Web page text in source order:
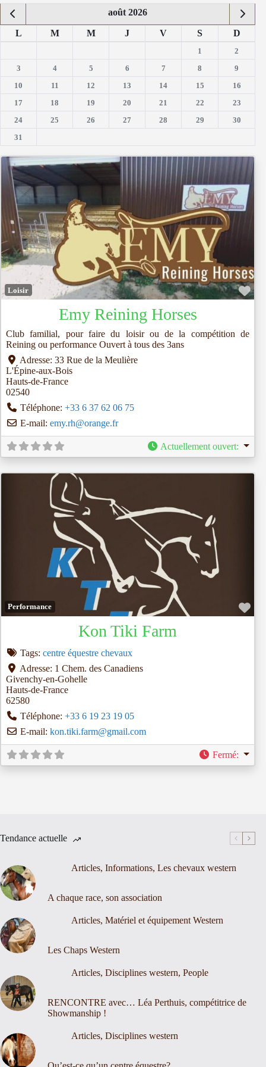
août 2026
L M M J V S D
1
2
3
4 5 6 7 8
9
10
11 12 13 14 15
16
17
18 19 20 21 22
23
24
25 26 27 28 29
30
31
Loisir
Emy Reining Horses
Club familial, pour faire du loisir ou de la compétition de
Reining ou performance Ouvert à tous des 3ans
Adresse: 33 Rue de la Meulière
L'Épine-aux-Bois
Hauts-de-France
02540
Téléphone: +33 6 37 62 06 75
E-mail: emy.rh@orange.fr
Actuellement ouvert:
Performance
Kon Tiki Farm
Tags: centre équestre chevaux
Adresse: 1 Chem. des Canadiens
Givenchy-en-Gohelle
Hauts-de-France
62580
Téléphone: +33 6 19 23 19 05
E-mail: kon.tiki.farm@gmail.com
Fermé:
Tendance actuelle
Articles, Informations, Les chevaux western
A chaque race, son association
Articles, Matériel et équipement Western
Les Chaps Western
Articles, Disciplines western, People
RENCONTRE avec… Léa Perthuis, compétitrice de
Showmanship !
Articles, Disciplines western